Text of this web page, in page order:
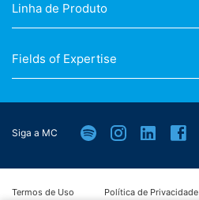
Linha de Produto
Fields of Expertise
Siga a MC
Termos de Uso Política de Privacidade